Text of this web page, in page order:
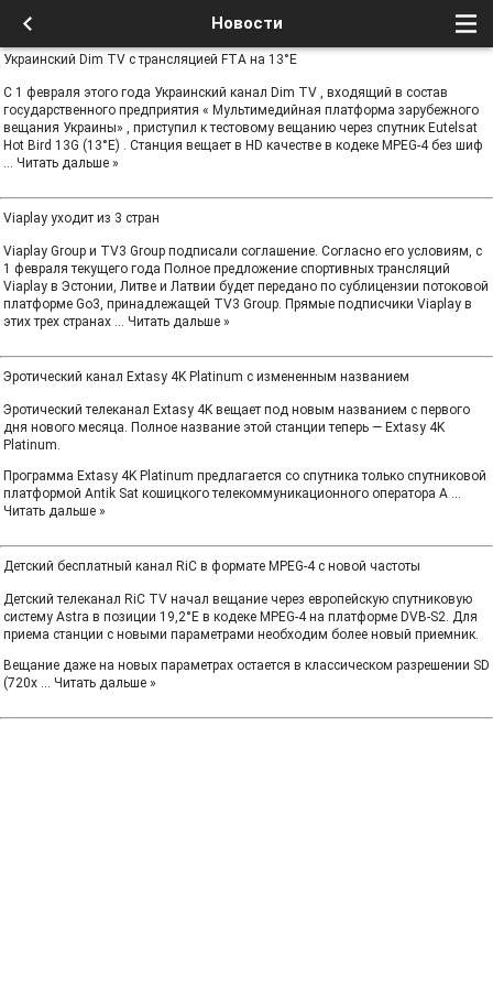
Новости
Украинский Dim TV с трансляцией FTA на 13°E
С 1 февраля этого года Украинский канал Dim TV , входящий в состав
государственного предприятия « Мультимедийная платформа зарубежного
вещания Украины» , приступил к тестовому вещанию через спутник Eutelsat
Hot Bird 13G (13°E) . Станция вещает в HD качестве в кодеке MPEG-4 без шиф
... Читать дальше »
Viaplay уходит из 3 стран
Viaplay Group и TV3 Group подписали соглашение. Согласно его условиям, с
1 февраля текущего года Полное предложение спортивных трансляций
Viaplay в Эстонии, Литве и Латвии будет передано по сублицензии потоковой
платформе Go3, принадлежащей TV3 Group. Прямые подписчики Viaplay в
этих трех странах ... Читать дальше »
Эротический канал Extasy 4K Platinum с измененным названием
Эротический телеканал Extasy 4K вещает под новым названием с первого
дня нового месяца. Полное название этой станции теперь — Extasy 4K
Platinum.
Программа Extasy 4K Platinum предлагается со спутника только спутниковой
платформой Antik Sat кошицкого телекоммуникационного оператора A ...
Читать дальше »
Детский бесплатный канал RiC в формате MPEG-4 с новой частоты
Детский телеканал RiC TV начал вещание через европейскую спутниковую
систему Astra в позиции 19,2°E в кодеке MPEG-4 на платформе DVB-S2. Для
приема станции с новыми параметрами необходим более новый приемник.
Вещание даже на новых параметрах остается в классическом разрешении SD
(720x ... Читать дальше »